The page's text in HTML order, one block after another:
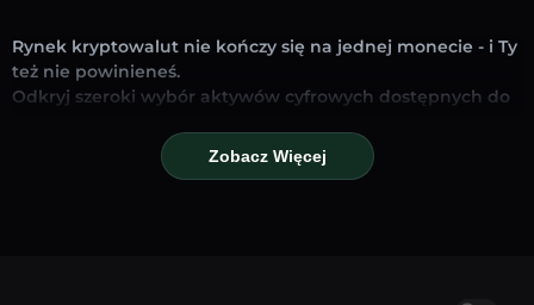
Rynek kryptowalut nie kończy się na jednej monecie - i Ty
też nie powinieneś.
Odkryj szeroki wybór aktywów cyfrowych dostępnych do
tego, czy szukasz uznanych stablecoinów, obiecujących
altcoinów czy nowych trendujących tokenów – znajdziesz
Zobacz Więcej